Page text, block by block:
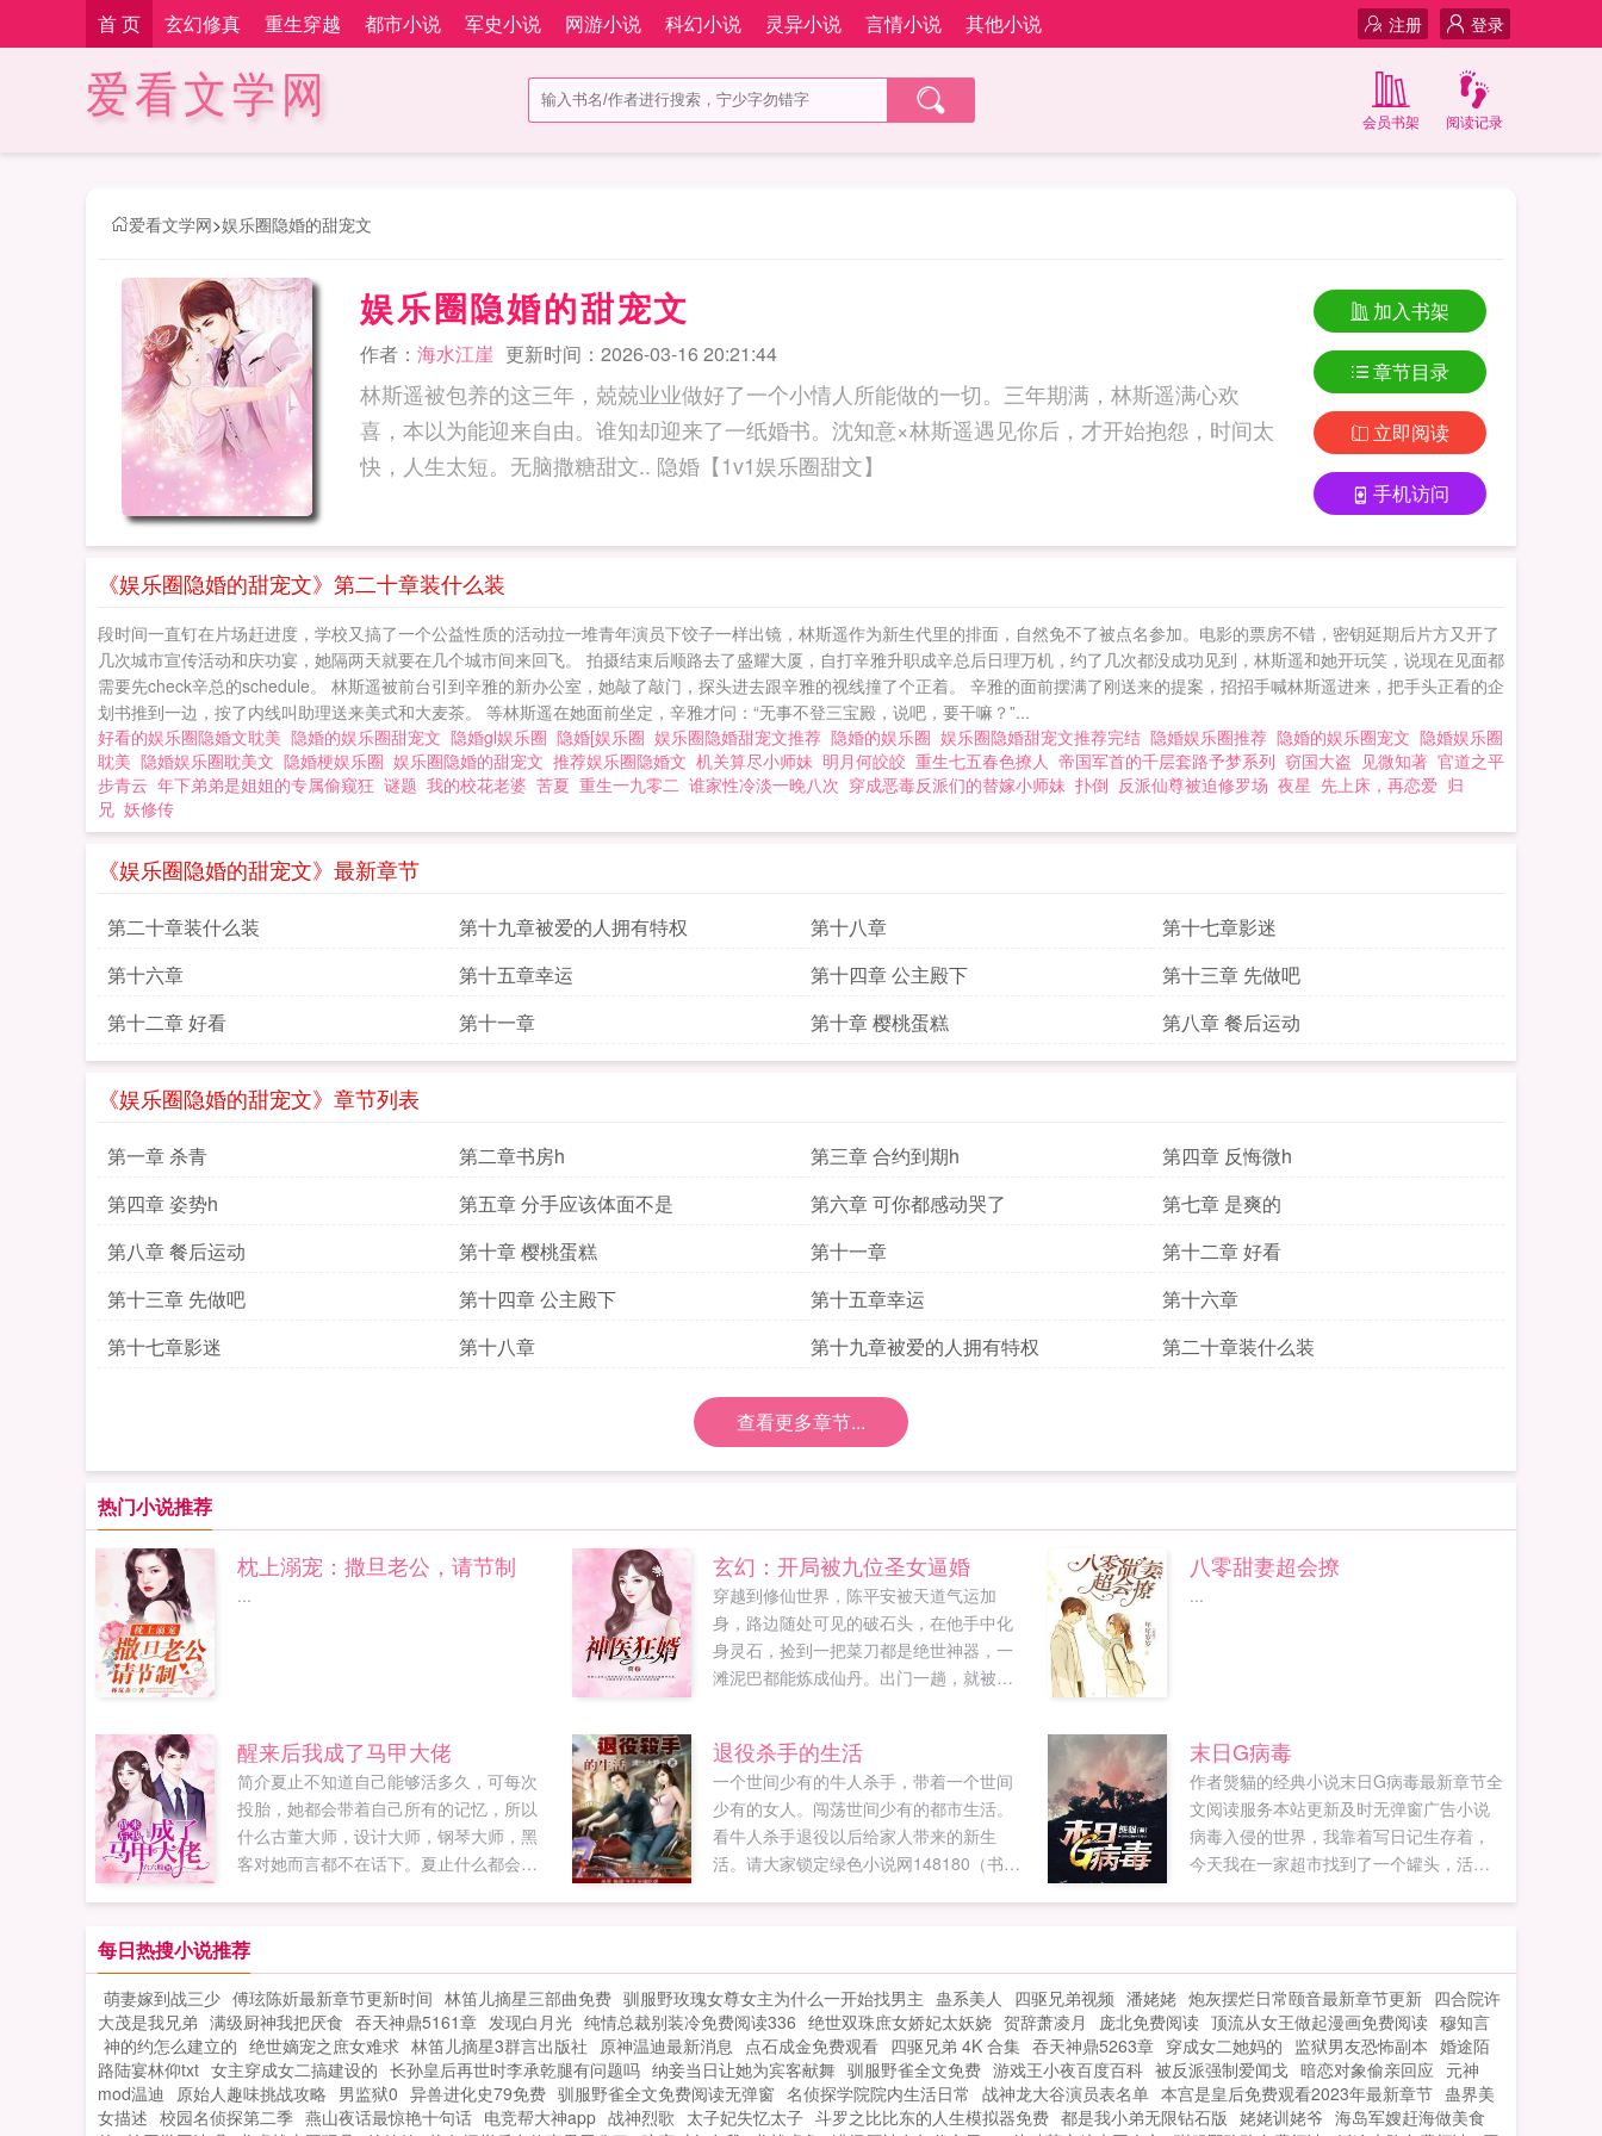
首 页 玄幻修真 重生穿越 都市小说 军史小说 网游小说 科幻小说 灵异小说 言情小说 其他小说 登录
注册
爱看文学网 阅读记录
会员书架
爱看文学网>娱乐圈隐婚的甜宠文
娱乐圈隐婚的甜宠文
作者： 海水江崖 更新时间：2026-03-16 20:21:44
林斯遥被包养的这三年，兢兢业业做好了一个小情人所能做的一切。三年期满，林斯遥满心欢
喜，本以为能迎来自由。谁知却迎来了一纸婚书。沈知意×林斯遥遇见你后，才开始抱怨，时间太
快，人生太短。无脑撒糖甜文.. 隐婚【1v1娱乐圈甜文】
加入书架
章节目录
立即阅读
手机访问
《娱乐圈隐婚的甜宠文》第二十章装什么装
段时间一直钉在片场赶进度，学校又搞了一个公益性质的活动拉一堆青年演员下饺子一样出镜，林斯遥作为新生代里的排面，自然免不了被点名参加。电影的票房不错，密钥延期后片方又开了
几次城市宣传活动和庆功宴，她隔两天就要在几个城市间来回飞。 拍摄结束后顺路去了盛耀大厦，自打辛雅升职成辛总后日理万机，约了几次都没成功见到，林斯遥和她开玩笑，说现在见面都
需要先check辛总的schedule。 林斯遥被前台引到辛雅的新办公室，她敲了敲门，探头进去跟辛雅的视线撞了个正着。 辛雅的面前摆满了刚送来的提案，招招手喊林斯遥进来，把手头正看的企
划书推到一边，按了内线叫助理送来美式和大麦茶。 等林斯遥在她面前坐定，辛雅才问：“无事不登三宝殿，说吧，要干嘛？”...
好看的娱乐圈隐婚文耽美 隐婚的娱乐圈甜宠文 隐婚gl娱乐圈 隐婚[娱乐圈 娱乐圈隐婚甜宠文推荐 隐婚的娱乐圈 娱乐圈隐婚甜宠文推荐完结 隐婚娱乐圈推荐 隐婚的娱乐圈宠文 隐婚娱乐圈
耽美 隐婚娱乐圈耽美文 隐婚梗娱乐圈 娱乐圈隐婚的甜宠文 推荐娱乐圈隐婚文 机关算尽小师妹 明月何皎皎 重生七五春色撩人 帝国军首的千层套路予梦系列 窃国大盗 见微知著 官道之平
步青云 年下弟弟是姐姐的专属偷窥狂 谜题 我的校花老婆 苦夏 重生一九零二 谁家性冷淡一晚八次 穿成恶毒反派们的替嫁小师妹 扑倒 反派仙尊被迫修罗场 夜星 先上床，再恋爱 归
兄 妖修传
《娱乐圈隐婚的甜宠文》最新章节
第二十章装什么装 第十九章被爱的人拥有特权 第十八章
第十七章影迷
第十六章
第十五章幸运 第十四章 公主殿下
第十三章 先做吧
第十二章 好看
第十一章 第十章 樱桃蛋糕 第八章 餐后运动
《娱乐圈隐婚的甜宠文》章节列表
第一章 杀青 第二章书房h 第三章 合约到期h
第四章 反悔微h
第四章 姿势h
第五章 分手应该体面不是 第六章 可你都感动哭了
第七章 是爽的
第八章 餐后运动
第十章 樱桃蛋糕 第十一章
第十二章 好看
第十三章 先做吧
第十四章 公主殿下 第十五章幸运
第十六章
第十七章影迷
第十八章 第十九章被爱的人拥有特权 第二十章装什么装
查看更多章节...
热门小说推荐
枕上溺宠：撒旦老公，请节制
...
玄幻：开局被九位圣女逼婚
穿越到修仙世界，陈平安被天道气运加
身，路边随处可见的破石头，在他手中化
身灵石，捡到一把菜刀都是绝世神器，一
滩泥巴都能炼成仙丹。出门一趟，就被数
八零甜妻超会撩
...
醒来后我成了马甲大佬
简介夏止不知道自己能够活多久，可每次
投胎，她都会带着自己所有的记忆，所以
什么古董大师，设计大师，钢琴大师，黑
客对她而言都不在话下。夏止什么都会，
的前未婚夫回来了。他从死神手中抢回来
一条命，以为自己会用未来余生守护夏
止。却没想到夏止竟然是永生之人，那他
怎么办？苏厉寒止止，咱们说好一辈子，
少了一分，一秒，都不算一辈子。...
退役杀手的生活
一个世间少有的牛人杀手，带着一个世间
少有的女人。闯荡世间少有的都市生活。
看牛人杀手退役以后给家人带来的新生
活。请大家锁定绿色小说网148180（书
书纯属虚构如有雷同纯属巧合！！...
末日G病毒
作者熋貓的经典小说末日G病毒最新章节全
文阅读服务本站更新及时无弹窗广告小说
病毒入侵的世界，我靠着写日记生存着，
今天我在一家超市找到了一个罐头，活下
每日热搜小说推荐
萌妻嫁到战三少 傅玹陈妡最新章节更新时间 林笛儿摘星三部曲免费 驯服野玫瑰女尊女主为什么一开始找男主 蛊系美人 四驱兄弟视频 潘姥姥 炮灰摆烂日常颐音最新章节更新 四合院许
大茂是我兄弟 满级厨神我把厌食 吞天神鼎5161章 发现白月光 纯情总裁别装冷免费阅读336 绝世双珠庶女娇妃太妖娆 贺辞萧凌月 庞北免费阅读 顶流从女王做起漫画免费阅读 穆知言
神的约怎么建立的 绝世嫡宠之庶女难求 林笛儿摘星3群言出版社 原神温迪最新消息 点石成金免费观看 四驱兄弟 4K 合集 吞天神鼎5263章 穿成女二她妈的 监狱男友恐怖副本 婚途陌
路陆宴林仰txt 女主穿成女二搞建设的 长孙皇后再世时李承乾腿有问题吗 纳妾当日让她为宾客献舞 驯服野雀全文免费 游戏王小夜百度百科 被反派强制爱闻戈 暗恋对象偷亲回应 元神
mod温迪
原始人趣味挑战攻略 男监狱0 异兽进化史79免费 驯服野雀全文免费阅读无弹窗 名侦探学院院内生活日常 战神龙大谷演员表名单 本宫是皇后免费观看2023年最新章节 蛊界美
女描述 校园名侦探第二季 燕山夜话最惊艳十句话 电竞帮大神app 战神烈歌 太子妃失忆太子 斗罗之比比东的人生模拟器免费 都是我小弟无限钻石版 姥姥训姥爷 海岛军嫂赶海做美食